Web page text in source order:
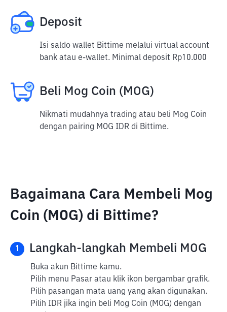
Deposit
Isi saldo wallet Bittime melalui virtual account
bank atau e-wallet. Minimal deposit Rp10.000
Beli Mog Coin (MOG)
Nikmati mudahnya trading atau beli Mog Coin
dengan pairing MOG IDR di Bittime.
Bagaimana Cara Membeli Mog
Coin (MOG) di Bittime?
1 Langkah-langkah Membeli MOG
Buka akun Bittime kamu.
Pilih menu Pasar atau klik ikon bergambar grafik.
Pilih pasangan mata uang yang akan digunakan.
Pilih IDR jika ingin beli Mog Coin (MOG) dengan